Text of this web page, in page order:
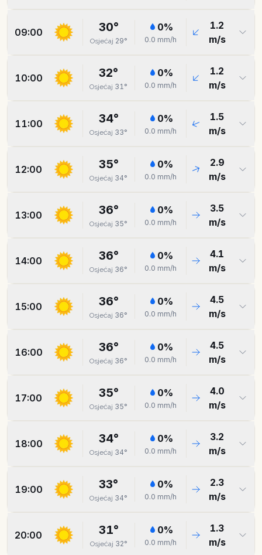
09:00 30°
Osjećaj 29°
0%
0.0 mm/h
1.2
m/s
10:00 32°
Osjećaj 31°
0%
0.0 mm/h
1.2
m/s
11:00 34°
Osjećaj 33°
0%
0.0 mm/h
1.5
m/s
12:00 35°
Osjećaj 34°
0%
0.0 mm/h
2.9
m/s
13:00 36°
Osjećaj 35°
0%
0.0 mm/h
3.5
m/s
14:00 36°
Osjećaj 36°
0%
0.0 mm/h
4.1
m/s
15:00 36°
Osjećaj 36°
0%
0.0 mm/h
4.5
m/s
16:00 36°
Osjećaj 36°
0%
0.0 mm/h
4.5
m/s
17:00 35°
Osjećaj 35°
0%
0.0 mm/h
4.0
m/s
18:00 34°
Osjećaj 34°
0%
0.0 mm/h
3.2
m/s
19:00 33°
Osjećaj 34°
0%
0.0 mm/h
2.3
m/s
20:00 31°
Osjećaj 32°
0%
0.0 mm/h
1.3
m/s